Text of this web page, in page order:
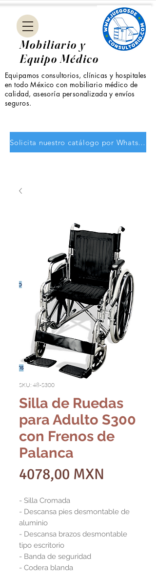
Mobiliario y
Equipo Médico
Solicita nuestro catálogo por WhatsApp
Equipamos consultorios, clínicas y hospitales
en todo México con mobiliario médico de
calidad, asesoría personalizada y envíos
seguros.
SKU: 48-S300
Silla de Ruedas
para Adulto S300
con Frenos de
Palanca
4078,00 MXN
- Silla Cromada
- Descansa pies desmontable de
aluminio
- Descansa brazos desmontable
tipo escritorio
- Banda de seguridad
- Codera blanda